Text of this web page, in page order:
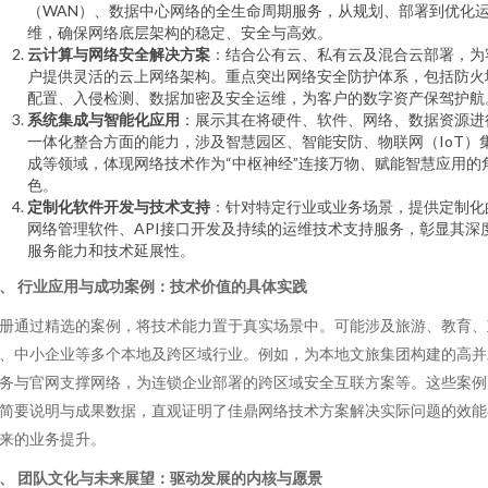
（WAN）、数据中心网络的全生命周期服务，从规划、部署到优化
维，确保网络底层架构的稳定、安全与高效。
云计算与网络安全解决方案 ：结合公有云、私有云及混合云部署，
户提供灵活的云上网络架构。重点突出网络安全防护体系，包括防火
配置、入侵检测、数据加密及安全运维，为客户的数字资产保驾护航
系统集成与智能化应用 ：展示其在将硬件、软件、网络、数据资源
一体化整合方面的能力，涉及智慧园区、智能安防、物联网（IoT）
成等领域，体现网络技术作为“中枢神经”连接万物、赋能智慧应用的
色。
定制化软件开发与技术支持 ：针对特定行业或业务场景，提供定制
网络管理软件、API接口开发及持续的运维技术支持服务，彰显其深
服务能力和技术延展性。
行业应用与成功案例：技术价值的具体实践
通过精选的案例，将技术能力置于真实场景中。可能涉及旅游、教育
中小企业等多个本地及跨区域行业。例如，为本地文旅集团构建的高
与官网支撑网络，为连锁企业部署的跨区域安全互联方案等。这些案
要说明与成果数据，直观证明了佳鼎网络技术方案解决实际问题的效
的业务提升。
团队文化与未来展望：驱动发展的内核与愿景